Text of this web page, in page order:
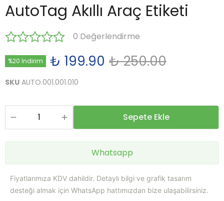
AutoTag Akıllı Araç Etiketi
0 Değerlendirme
%20 İndirim ₺ 199.90 ₺ 250.00
SKU AUTO.001.001.010
Sepete Ekle
Whatsapp
Fiyatlarımıza KDV dahildir. Detaylı bilgi ve grafik tasarım
desteği almak için WhatsApp hattımızdan bize ulaşabilirsiniz.